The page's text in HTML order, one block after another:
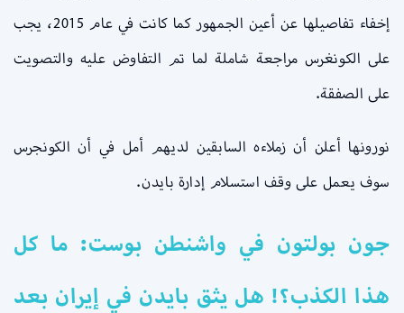
إخفاء تفاصيلها عن أعين الجمهور كما كانت في عام 2015، يجب
على الكونغرس مراجعة شاملة لما تم التفاوض عليه والتصويت
على الصفقة.
نورونها أعلن أن زملاءه السابقين لديهم أمل في أن الكونجرس
سوف يعمل على وقف استسلام إدارة بايدن.
جون بولتون في واشنطن بوست: ما كل
هذا الكذب؟! هل يثق بايدن في إيران بعد